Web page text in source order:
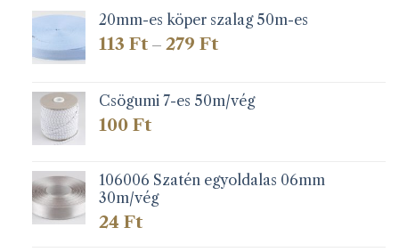
20mm-es köper szalag 50m-es
113 Ft – 279 FtÁrtartomány:
279 Ft
Csögumi 7-es 50m/vég
100 Ft
106006 Szatén egyoldalas 06mm
30m/vég
24 Ft